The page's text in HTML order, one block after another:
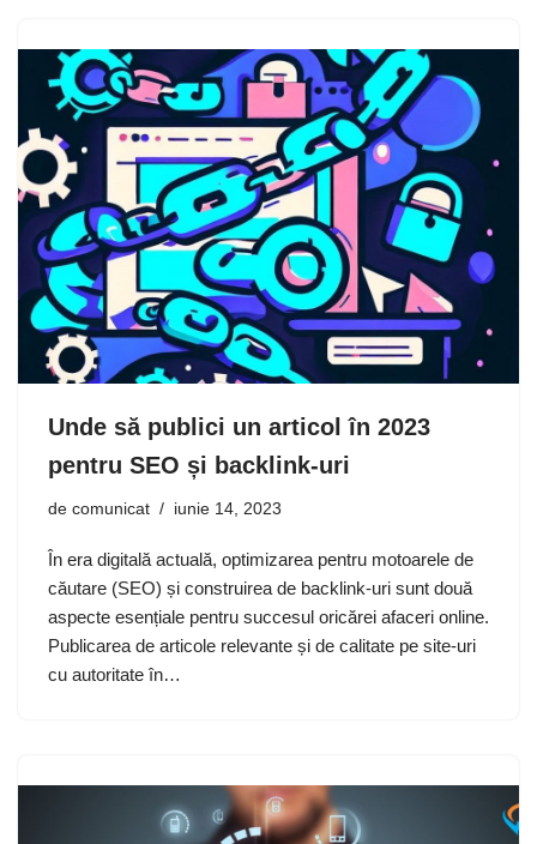
Unde să publici un articol în 2023
pentru SEO și backlink-uri
de comunicat iunie 14, 2023
În era digitală actuală, optimizarea pentru motoarele de
căutare (SEO) și construirea de backlink-uri sunt două
aspecte esențiale pentru succesul oricărei afaceri online.
Publicarea de articole relevante și de calitate pe site-uri
cu autoritate în…